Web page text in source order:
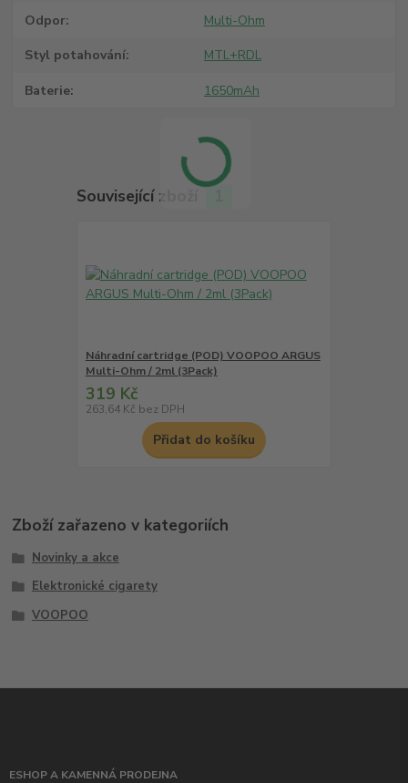
Odpor Multi-Ohm
Styl potahování MTL+RDL
Baterie 1650mAh
Související zboží
Náhradní cartridge (POD) VOOPOO ARGUS
Multi-Ohm / 2ml (3Pack)
319 Kč
263,64 Kč bez DPH
Přidat do košíku
Zboží zařazeno v kategoriích
Novinky a akce
Elektronické cigarety
VOOPOO
ESHOP A KAMENNÁ PRODEJNA